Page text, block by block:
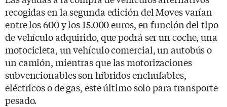
recogidas en la segunda edición del Moves varían
entre los 600 y los 15.000 euros, en función del tipo
de vehículo adquirido, que podrá ser un coche, una
motocicleta, un vehículo comercial, un autobús o
un camión, mientras que las motorizaciones
subvencionables son híbridos enchufables,
eléctricos o de gas, este último solo para transporte
pesado.